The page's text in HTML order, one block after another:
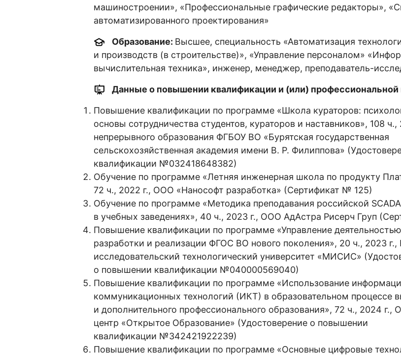
машиностроении», «Профессиональные графические редакторы»,
автоматизированного проектирования»
Образование: Высшее, специальность «Автоматизация
и производств (в строительстве)», «Управление персоналом»
вычислительная техника», инженер, менеджер, преподаватель-
Данные о повышении квалификации и (или) профессиональной
Повышение квалификации по программе «Школа кураторов:
основы сотрудничества студентов, кураторов и наставников», 108 ч.,
непрерывного образования ФГБОУ ВО «Бурятская государственная
сельскохозяйственная академия имени В. Р. Филиппова»
квалификации №032418648382)
Обучение по программе «Летняя инженерная школа по продукту
72 ч., 2022 г., ООО «Нанософт разработка» (Сертификат № 125)
Обучение по программе «Методика преподавания российской SCADA
в учебных заведениях», 40 ч., 2023 г., ООО АдАстра Рисерч Груп
Повышение квалификации по программе «Управление
разработки и реализации ФГОС ВО нового поколения», 20 ч., 2023
исследовательский технологический университет «МИСИС»
о повышении квалификации №040000569040)
Повышение квалификации по программе «Использование
коммуникационных технологий (ИКТ) в образовательном процессе
и дополнительного профессионального образования», 72 ч., 2024 г.,
центр «Открытое Образование» (Удостоверение о повышении
квалификации №342421922239)
Повышение квалификации по программе «Основные цифровые